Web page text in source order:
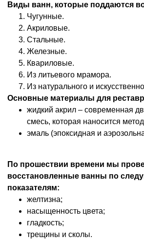
Виды ванн, которые поддаются
Чугунные.
Акриловые.
Стальные.
Железные.
Квариловые.
Из литьевого мрамора.
Из натурального и
Основные материалы для
жидкий акрил – современная
смесь, которая наносится
эмаль (эпоксидная и
По прошествии времени мы
восстановленные ванны по
показателям:
желтизна;
насыщенность цвета;
гладкость;
трещины и сколы.